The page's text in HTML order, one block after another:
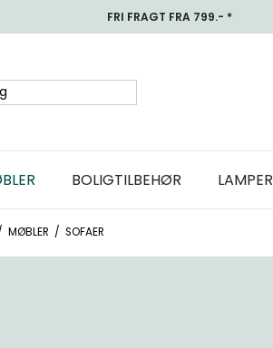
FRI FRAGT FRA 799.- *
BOLIGTILBEHØR LAMPER
MØBLER / SOFAER